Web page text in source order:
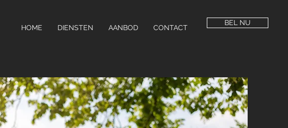
HOME DIENSTEN AANBOD CONTACT
BEL NU